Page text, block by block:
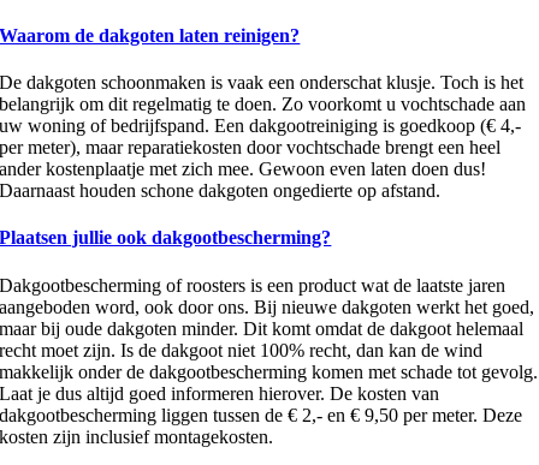
Waarom de dakgoten laten reinigen?
De dakgoten schoonmaken is vaak een onderschat klusje. Toch is het
belangrijk om dit regelmatig te doen. Zo voorkomt u vochtschade aan
uw woning of bedrijfspand. Een dakgootreiniging is goedkoop (€ 4,-
per meter), maar reparatiekosten door vochtschade brengt een heel
ander kostenplaatje met zich mee. Gewoon even laten doen dus!
Daarnaast houden schone dakgoten ongedierte op afstand.
Plaatsen jullie ook dakgootbescherming?
Dakgootbescherming of roosters is een product wat de laatste jaren
aangeboden word, ook door ons. Bij nieuwe dakgoten werkt het goed,
maar bij oude dakgoten minder. Dit komt omdat de dakgoot helemaal
recht moet zijn. Is de dakgoot niet 100% recht, dan kan de wind
makkelijk onder de dakgootbescherming komen met schade tot gevolg.
Laat je dus altijd goed informeren hierover. De kosten van
dakgootbescherming liggen tussen de € 2,- en € 9,50 per meter. Deze
kosten zijn inclusief montagekosten.